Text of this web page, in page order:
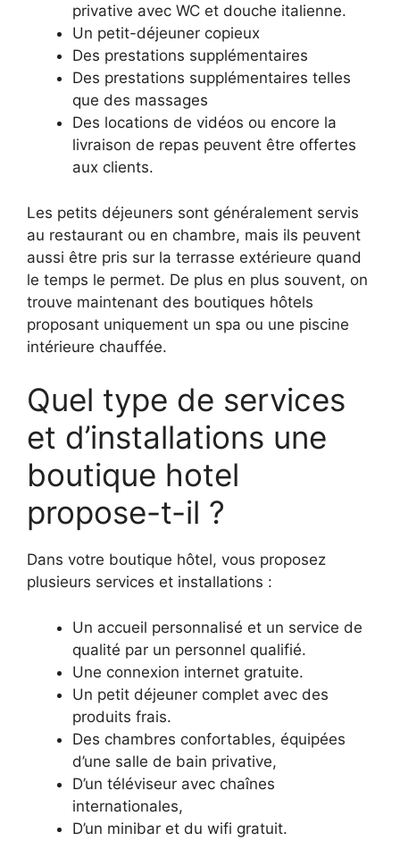
privative avec WC et douche italienne.
Un petit-déjeuner copieux
Des prestations supplémentaires
Des prestations supplémentaires telles
que des massages
Des locations de vidéos ou encore la
livraison de repas peuvent être offertes
aux clients.
Les petits déjeuners sont généralement servis
au restaurant ou en chambre, mais ils peuvent
aussi être pris sur la terrasse extérieure quand
le temps le permet. De plus en plus souvent, on
trouve maintenant des boutiques hôtels
proposant uniquement un spa ou une piscine
intérieure chauffée.
Quel type de services
et d’installations une
boutique hotel
propose-t-il ?
Dans votre boutique hôtel, vous proposez
plusieurs services et installations :
Un accueil personnalisé et un service de
qualité par un personnel qualifié.
Une connexion internet gratuite.
Un petit déjeuner complet avec des
produits frais.
Des chambres confortables, équipées
d’une salle de bain privative,
D’un téléviseur avec chaînes
internationales,
D’un minibar et du wifi gratuit.